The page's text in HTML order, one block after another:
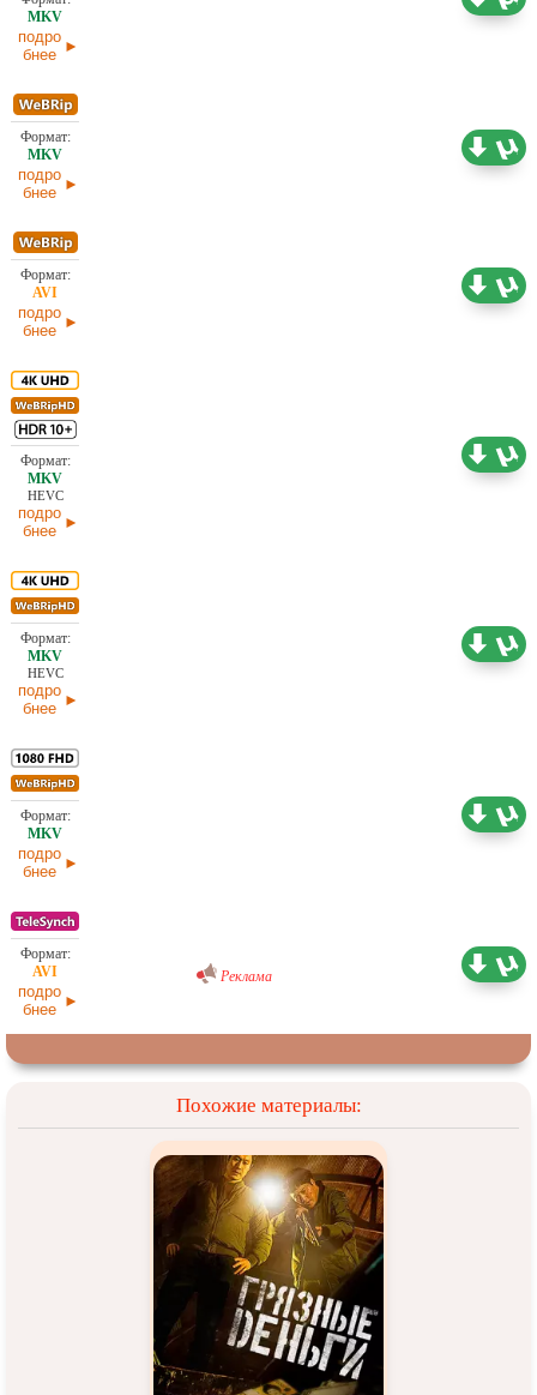
подро
бнее
подро
бнее
подро
бнее
HEVC
подро
бнее
HEVC
подро
бнее
подро
бнее
подро
бнее
Реклама
Похожие материалы: